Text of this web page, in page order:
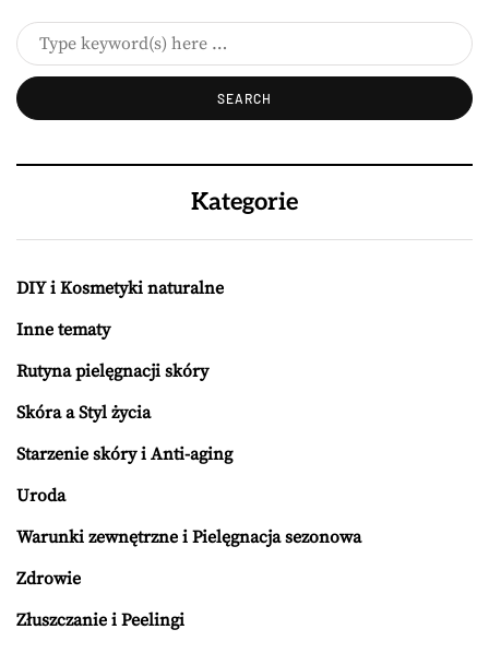
Kategorie
DIY i Kosmetyki naturalne
Inne tematy
Rutyna pielęgnacji skóry
Skóra a Styl życia
Starzenie skóry i Anti-aging
Uroda
Warunki zewnętrzne i Pielęgnacja sezonowa
Zdrowie
Złuszczanie i Peelingi